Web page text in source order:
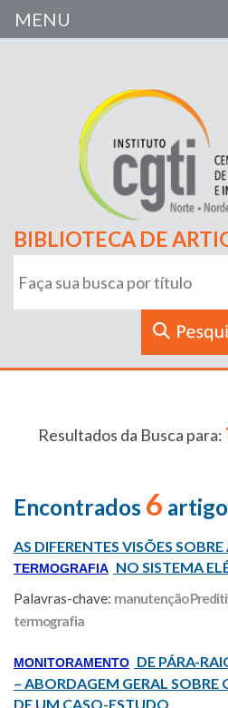
BIBLIOTECA DE
Resultados da Busca para:
Encontrados 6
AS DIFERENTES VISÕES
TERMOGRAFIA NO SISTEMA
Palavras-chave: manutenção
termografia
MONITORAMENTO DE PÁRA-
– ABORDAGEM GERAL SOBRE
DE UM CASO-ESTUDO
MENU